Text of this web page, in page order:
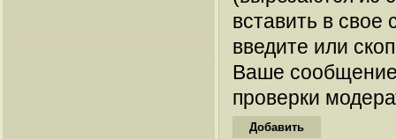
вставить в
введите или
Ваше
проверки